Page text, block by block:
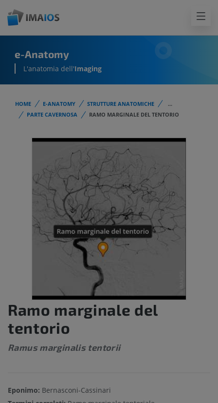
e-Anatomy
L'anatomia dell'Imaging
HOME E-ANATOMY STRUTTURE ANATOMICHE
...
PARTE CAVERNOSA
RAMO MARGINALE DEL TENTORIO
Ramo marginale del
tentorio
Ramus marginalis tentorii
Eponimo: Bernasconi-Cassinari